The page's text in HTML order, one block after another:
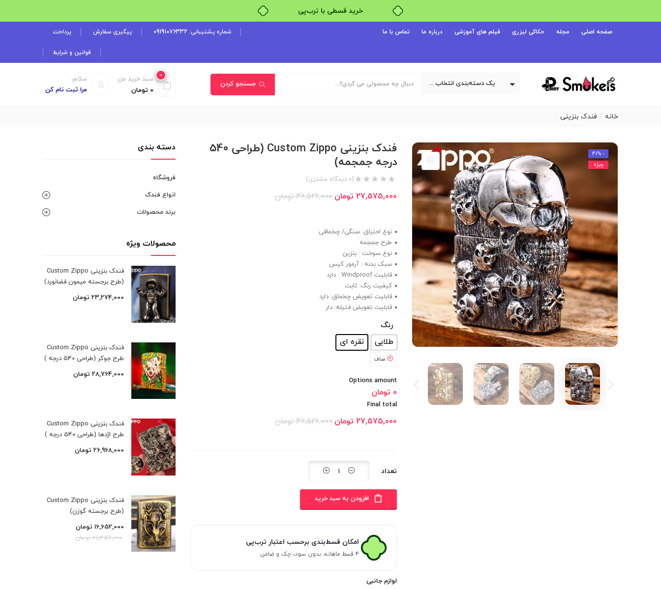
۴ قسط، بدون کارمزد
خرید قسطی با ترب‌پی
صفحه اصلی مجله حکاکی لیزری فیلم های آموزشی درباره ما تماس با ما شماره پشتیبانی: 09191076332 پیگیری سفارش پرداخت
قوانین و شرایط
یک دسته‌بندی انتخاب کنید جستجو کردن
سلام،
مرا ثبت نام کن
0
سبد خرید من
0 تومان
خانه فندک بنزینی
- 41%
ویژه
فندک بنزینی Custom Zippo (طراحی 540
درجه جمجمه)
(
0 دیدگاه مشتری)
27,575,000 تومان 46,526,000 تومان
نوع احتراق: سنگی/ چخماقی
طرح جمجمه
نوع سوخت : بنزین
سبک بدنه : آرمور کیس
قابلیت Windproof : دارد
کیفیت رنگ: ثابت
قابلیت تعویض چخماق: دارد
قابلیت تعویض فتیله: دار
رنگ
طلایی نقره ای
صاف
Options amount
0 تومان
Final total
27,575,000 تومان 46,526,000 تومان
تعداد
افزودن به سبد خرید
امکان قسط‌بندی برحسب اعتبار ترب‌پی
۴ قسط ماهانه. بدون سود، چک و ضامن.
لوازم جانبی
دسته بندی
فروشگاه
انواع فندک
برند محصولات
محصولات ویژه
فندک بنزینی Custom Zippo
(طرح برجسته میمون فضانورد)
23,274,000 تومان
فندک بنزینی Custom Zippo
طرح جوکر (طراحی 540 درجه )
28,764,000 تومان
فندک بنزینی Custom Zippo
طرح اژدها (طراحی 540 درجه )
26,968,000 تومان
فندک بنزینی Custom Zippo
(طرح برجسته گوزن)
16,652,000 تومان
21,356,000 تومان